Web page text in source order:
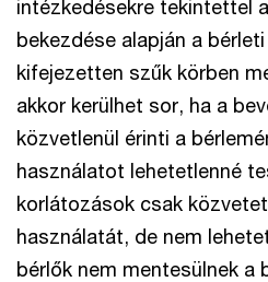
intézkedésekre tekintettel
bekezdése alapján a
kifejezetten szűk körben
akkor kerülhet sor, ha a
közvetlenül érinti a
használatot lehetetlenné
korlátozások csak
használatát, de nem
bérlők nem mentesülnek a